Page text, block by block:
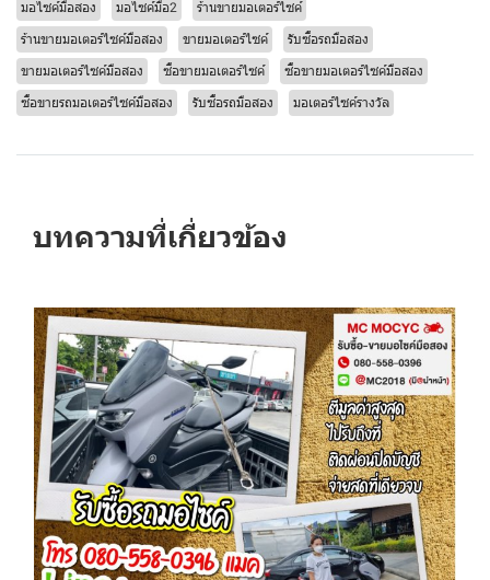
มอไซค์มือสอง มอไซค์มือ2 ร้านขายมอเตอร์ไซค์
ร้านขายมอเตอร์ไซค์มือสอง ขายมอเตอร์ไซค์ รับซื้อรถมือสอง
ขายมอเตอร์ไซค์มือสอง ซื้อขายมอเตอร์ไซค์ ซื้อขายมอเตอร์ไซค์มือสอง
ซื้อขายรถมอเตอร์ไซค์มือสอง รับซื้อรถมือสอง มอเตอร์ไซค์รางวัล
บทความที่เกี่ยวข้อง